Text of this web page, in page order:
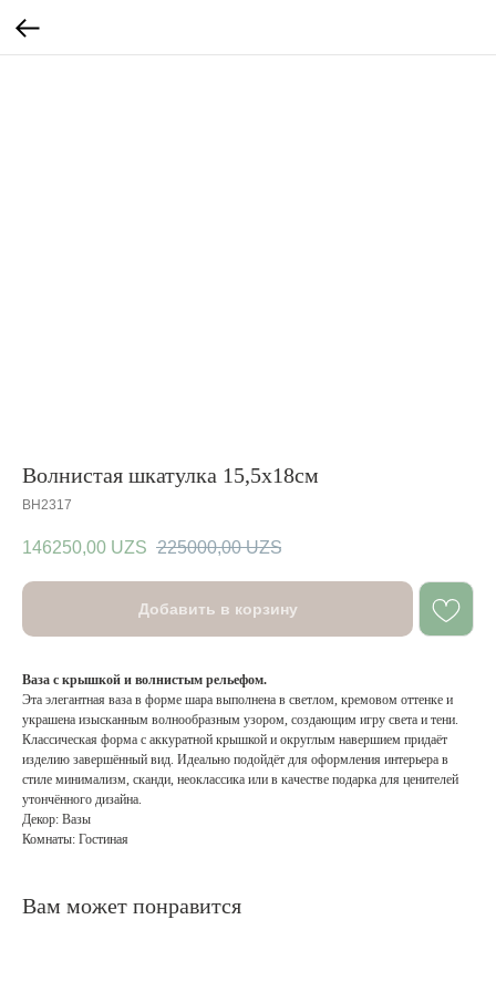
Волнистая шкатулка 15,5х18см
BH2317
146250,00 UZS 225000,00 UZS
Добавить в корзину
Ваза с крышкой и волнистым рельефом.
Эта элегантная ваза в форме шара выполнена в светлом, кремовом оттенке и
украшена изысканным волнообразным узором, создающим игру света и тени.
Классическая форма с аккуратной крышкой и округлым навершием придаёт
изделию завершённый вид. Идеально подойдёт для оформления интерьера в
стиле минимализм, сканди, неоклассика или в качестве подарка для ценителей
утончённого дизайна.
Декор: Вазы
Комнаты: Гостиная
Вам может понравится